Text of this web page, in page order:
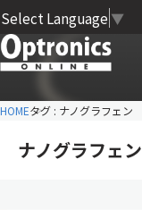
Select Language ▼
HOMEタグ : ナノグラフェン
ナノグラフェン